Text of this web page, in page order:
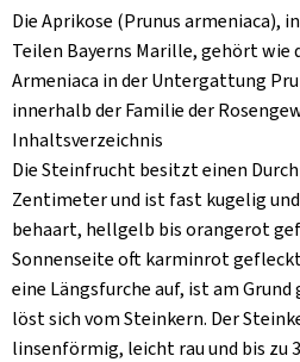
Aktuelles
B2B
Die Aprikose (Prunus armeniaca),
Teilen Bayerns Marille, gehört wie
Armeniaca in der Untergattung
innerhalb der Familie der
Inhaltsverzeichnis
Die Steinfrucht besitzt einen
Zentimeter und ist fast kugelig
behaart, hellgelb bis orangerot
Sonnenseite oft karminrot
eine Längsfurche auf, ist am
löst sich vom Steinkern. Der
linsenförmig, leicht rau und bis zu